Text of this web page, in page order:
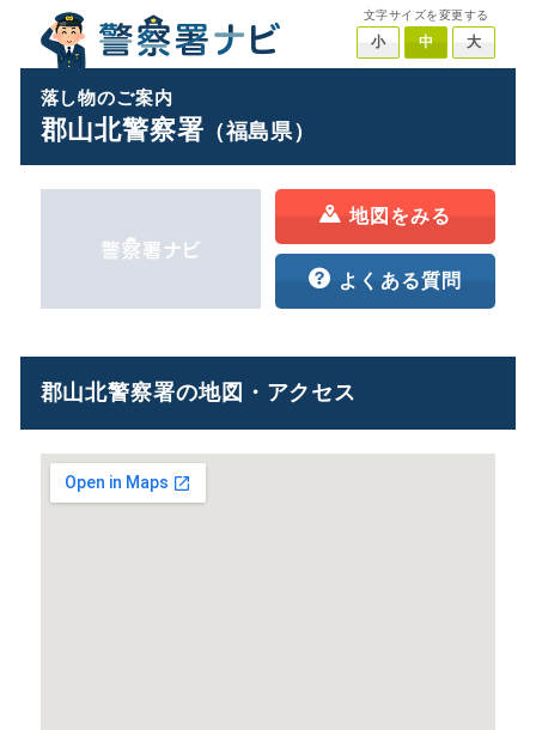
文字サイズを変更する
小 中 大
落し物のご案内
郡山北警察署（福島県）
地図をみる
よくある質問
郡山北警察署の地図・アクセス